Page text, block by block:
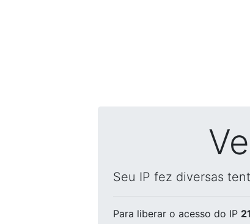
Seu IP fez diversas
Para liberar o acesso do IP